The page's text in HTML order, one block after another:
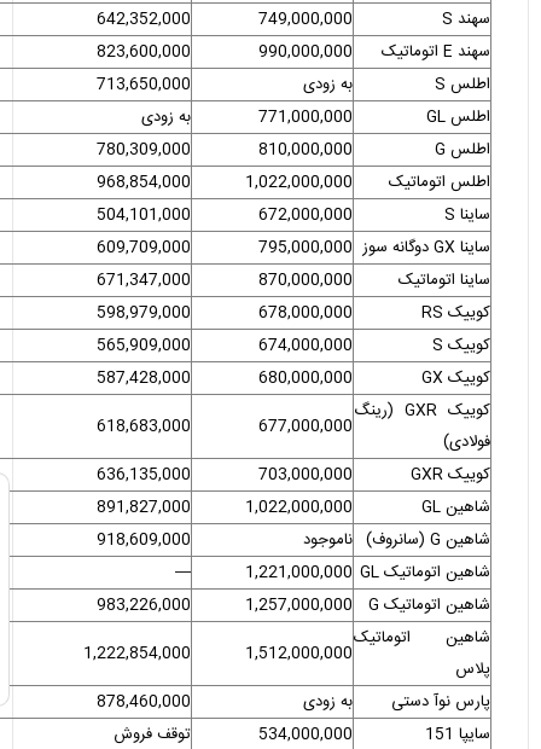
سهند S 749,000,000
642,352,000
سهند E اتوماتیک
990,000,000
823,600,000
اطلس S
به زودی
713,650,000
اطلس GL
771,000,000
به زودی
اطلس G
810,000,000
780,309,000
اطلس اتوماتیک
1,022,000,000
968,854,000
ساینا S
672,000,000
504,101,000
ساینا GX دوگانه سوز
795,000,000
609,709,000
ساینا اتوماتیک
870,000,000
671,347,000
کوییک RS
678,000,000
598,979,000
کوییک S
674,000,000
565,909,000
کوییک GX
680,000,000
587,428,000
کوییک GXR (رینگ
فولادی)
677,000,000
618,683,000
کوییک GXR
703,000,000
636,135,000
شاهین GL
1,022,000,000
891,827,000
شاهین G (سانروف)
ناموجود
918,609,000
شاهین اتوماتیک GL
1,221,000,000
شاهین اتوماتیک G
1,257,000,000
983,226,000
شاهین اتوماتیک
پلاس
1,512,000,000
1,222,854,000
پارس نوآ دستی
به زودی
878,460,000
سایپا 151
534,000,000
توقف فروش